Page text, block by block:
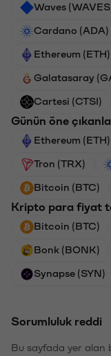
Waves
Cardano (ADA)
Ethereum (ETH)
Galatasaray
Cartesi (CTSI)
Günün öne
Ethereum (ETH)
Tron (TRX)
Bitcoin (BTC)
Kripto para fiyat
Bitcoin (BTC)
Bonk (BONK)
Synapse (SYN)
Sorumluluk reddi
Bu sayfada yer alan